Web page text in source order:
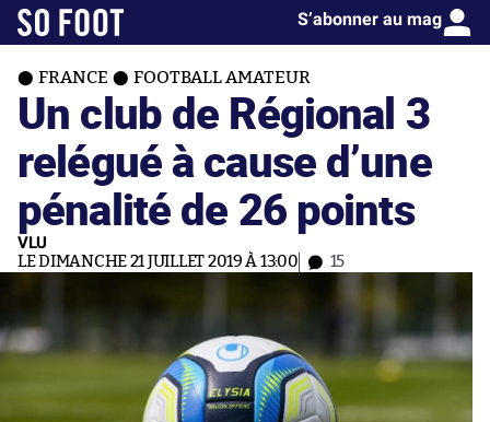
S’abonner au mag
FRANCE FOOTBALL AMATEUR
Un club de Régional 3
relégué à cause d’une
pénalité de 26 points
VLU
LE DIMANCHE 21 JUILLET 2019 À 13:00 15